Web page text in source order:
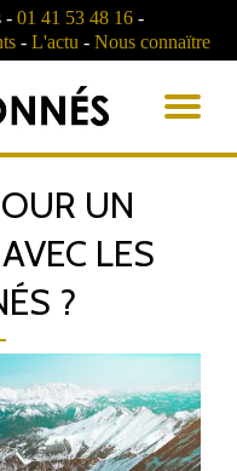
- 01 41 53 48 16 -
- L'actu - Nous connaïtre
UN
LES
?